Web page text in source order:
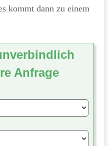
kommt dann zu einem
Anfrage